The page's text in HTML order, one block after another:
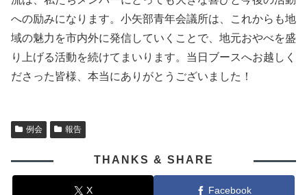
への励みになります。小矢部青年会議所は、これからも地
域の魅力を市内外に発信していくことで、地元おやべを盛
り上げる活動を続けてまいります。当日ブースへお越しく
ださった皆様、本当にありがとうございました！
例会 報告
THANKS & SHARE
X Facebook